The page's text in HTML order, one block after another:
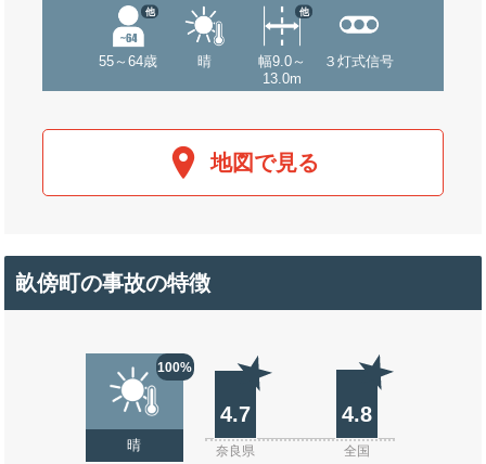
55～64歳
他
晴
幅9.0～
13.0m
他
３灯式信号
地図で見る
畝傍町の事故の特徴
100%
晴
4.7 4.8
奈良県 全国